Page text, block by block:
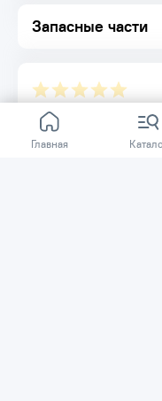
Главная
Запасные части
Отзывов ещё нет.